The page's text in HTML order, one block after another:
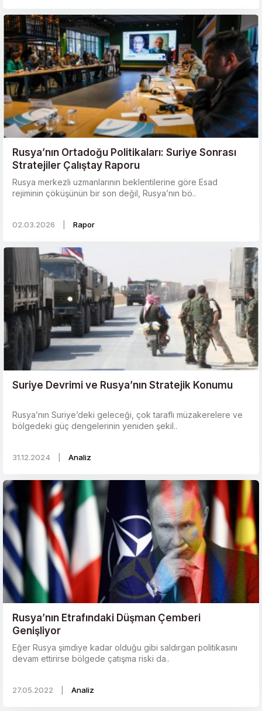
Rusya’nın Ortadoğu Politikaları: Suriye Sonrası
Stratejiler Çalıştay Raporu
Rusya merkezli uzmanlarının beklentilerine göre Esad
rejiminin çöküşünün bir son değil, Rusya’nın bö..
02.03.2026 Rapor
Suriye Devrimi ve Rusya’nın Stratejik Konumu
Rusya’nın Suriye’deki geleceği, çok taraflı müzakerelere ve
bölgedeki güç dengelerinin yeniden şekil..
31.12.2024 Analiz
Rusya’nın Etrafındaki Düşman Çemberi
Genişliyor
Eğer Rusya şimdiye kadar olduğu gibi saldırgan politikasını
devam ettirirse bölgede çatışma riski da..
27.05.2022 Analiz